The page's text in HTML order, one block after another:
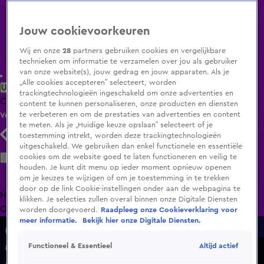
Uitzending Gemist Populaire programma's Zenders Genres
ClipsFilmsRadioSmart TV inlogShop
Volg KIJK
Zoeken
HomeUitzending Gemist Programma's De Bondgenoten
OranjezomerLivestreamsShop
Jouw cookievoorkeuren
Wij en onze28 partners gebruiken cookies en vergelijkbare
technieken om informatie te verzamelen over jou als gebruiker
van onze website(s), jouw gedrag en jouw apparaten. Als je
„Alle cookies accepteren” selecteert, worden
trackingtechnologieën ingeschakeld om onze advertenties en
content te kunnen personaliseren, onze producten en diensten
te verbeteren en om de prestaties van advertenties en content
te meten. Als je „Huidige keuze opslaan” selecteert of je
toestemming intrekt, worden deze trackingtechnologieën
uitgeschakeld. We gebruiken dan enkel functionele en essentiële
cookies om de website goed te laten functioneren en veilig te
houden. Je kunt dit menu op ieder moment opnieuw openen
om je keuzes te wijzigen of om je toestemming in te trekken
door op de link Cookie-instellingen onder aan de webpagina te
klikken. Je selecties zullen overal binnen onze Digitale Diensten
worden doorgevoerd.
Raadpleeg onze Cookieverklaring voor
meer informatie.
Bekijk hier onze Digitale Diensten.
Functioneel & Essentieel Altijd actief